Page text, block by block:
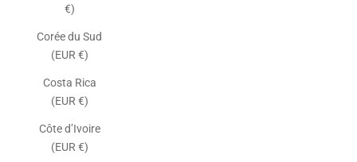
€)
Corée du Sud
(EUR €)
Costa Rica
(EUR €)
Côte d’Ivoire
(EUR €)